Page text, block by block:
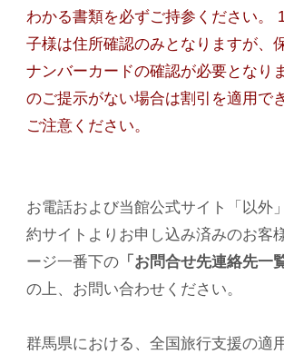
わかる書類を必ずご持参ください。
子様は住所確認のみとなりますが、
ナンバーカードの確認が必要となり
のご提示がない場合は割引を適用で
ご注意ください。
お電話および当館公式サイト「以外
約サイトよりお申し込み済みのお客
ージ一番下の「お問合せ先連絡先一覧
の上、お問い合わせください。
群馬県における、全国旅行支援の適